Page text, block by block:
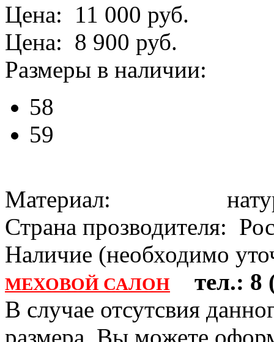
Цена: 11 000 руб.
Цена: 8 900 руб.
Размеры в наличии:
58
59
Материал:
Страна прозводителя:
Наличие (необходимо
МЕХОВОЙ САЛОН
тел.: 8
В случае отсутсвия
размера, Вы можете